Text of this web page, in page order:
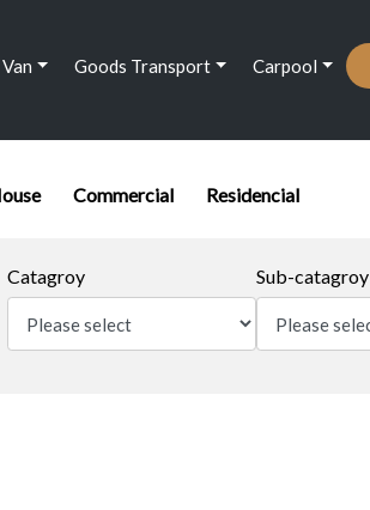
Goods Transport Carpool
Commercial Residencial
Catagroy Sub-catagroy